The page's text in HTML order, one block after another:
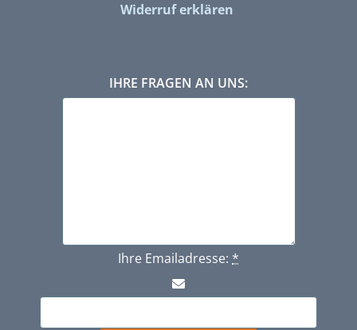
Widerruf erklären
IHRE FRAGEN AN UNS:
Ihre Emailadresse: *